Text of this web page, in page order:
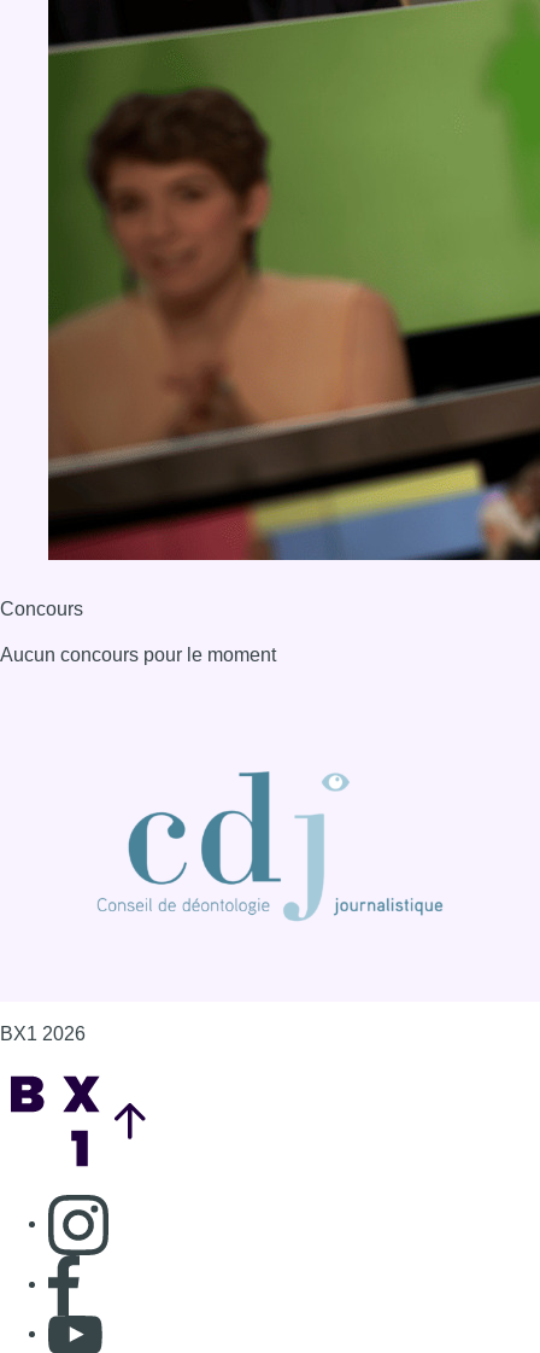
Concours
Aucun concours pour le moment
BX1 2026
Consulter page Instagram
Consulter page Facebook
Consulter Youtube